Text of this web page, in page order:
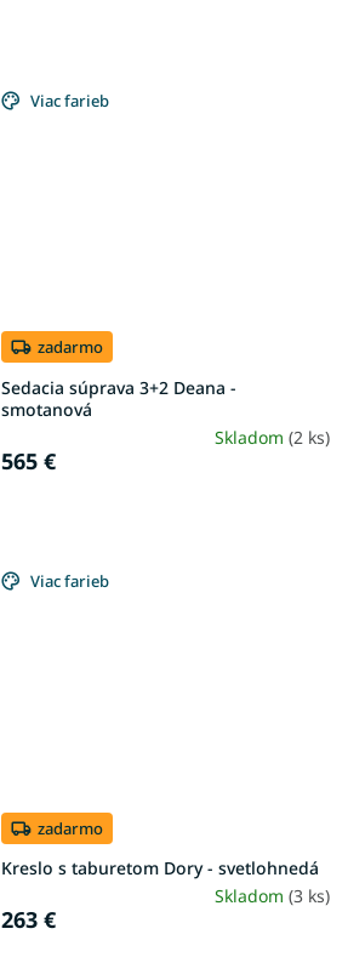
Viac farieb
zadarmo
Sedacia súprava 3+2 Deana -
smotanová
Skladom (2 ks)
565 €
Viac farieb
zadarmo
Kreslo s taburetom Dory - svetlohnedá
Skladom (3 ks)
263 €